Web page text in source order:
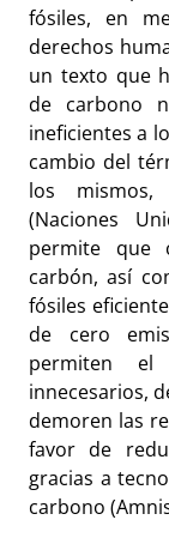
fósiles, en
derechos
un texto que
de carbono
ineficientes a
cambio del
los mismos,
(Naciones
permite que
carbón, así
fósiles
de cero
permiten
innecesarios,
demoren las
favor de
gracias a
carbono